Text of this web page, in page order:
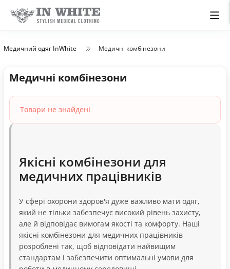
Медичний одяг InWhite Медичні комбінезони
Медичні комбінезони
Товари не знайдені
Якісні комбінезони для
медичних працівників
У сфері охорони здоров'я дуже важливо мати одяг,
який не тільки забезпечує високий рівень захисту,
але й відповідає вимогам якості та комфорту. Наші
якісні комбінезони для медичних працівників
розроблені так, щоб відповідати найвищим
стандартам і забезпечити оптимальні умови для